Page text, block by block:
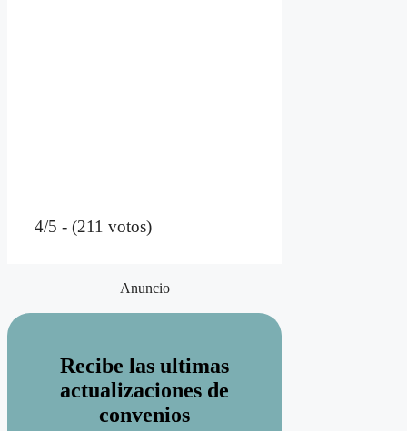
4/5 - (211 votos)
Anuncio
Recibe las ultimas
actualizaciones de
convenios